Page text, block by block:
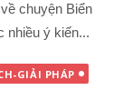
chuyện Biển
nhiều ý kiến...
GIẢI PHÁP